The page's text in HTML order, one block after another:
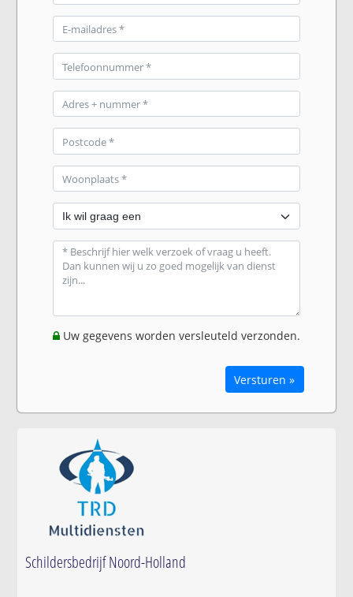
Uw gegevens worden versleuteld verzonden.
Versturen »
Schildersbedrijf Noord-Holland